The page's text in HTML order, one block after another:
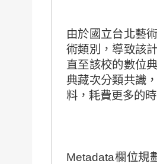
由於國立台北藝
術類別，導致該
直至該校的數位
典藏次分類共識
料，耗費更多
Metadata欄位規